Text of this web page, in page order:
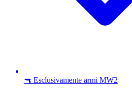
🔫 Esclusivamente armi MW2